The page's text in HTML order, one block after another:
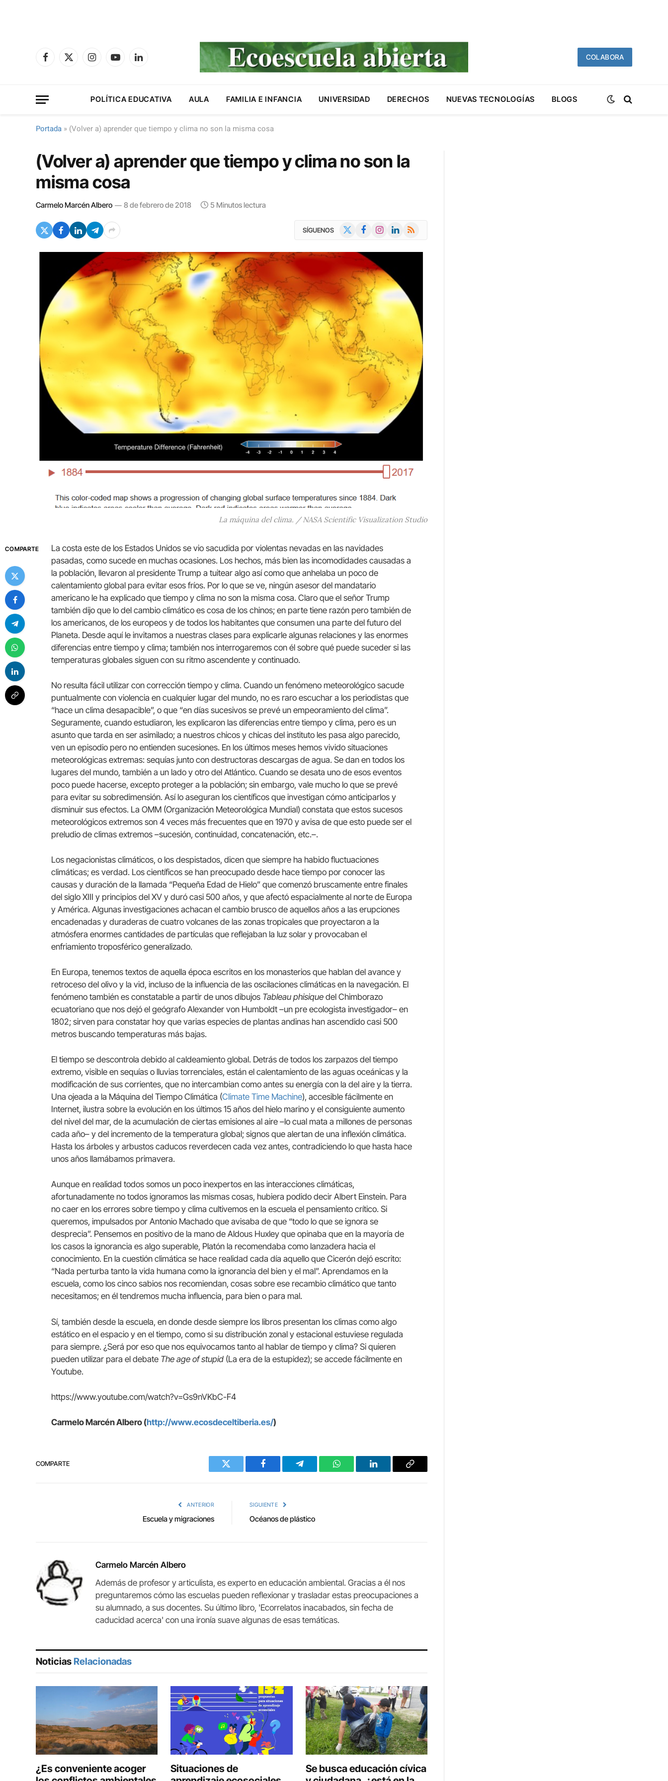
Facebook
X
InstagramYouTubeLinkedIn
COLABORA
POLÍTICA EDUCATIVA AULA FAMILIA E INFANCIA UNIVERSIDAD DERECHOS NUEVAS TECNOLOGÍAS BLOGS
Portada » (Volver a) aprender que tiempo y clima no son la misma cosa
(Volver a) aprender que tiempo y clima no son la
misma cosa
Carmelo Marcén Albero 8 de febrero de 2018 5 Minutos lectura
SÍGUENOS FacebookInstagramLinkedIn
RSS
La máquina del clima. / NASA Scientific Visualization Studio
COMPARTE
La costa este de los Estados Unidos se vio sacudida por violentas nevadas en las navidades
pasadas, como sucede en muchas ocasiones. Los hechos, más bien las incomodidades causadas a
la población, llevaron al presidente Trump a tuitear algo así como que anhelaba un poco de
calentamiento global para evitar esos fríos. Por lo que se ve, ningún asesor del mandatario
americano le ha explicado que tiempo y clima no son la misma cosa. Claro que el señor Trump
también dijo que lo del cambio climático es cosa de los chinos; en parte tiene razón pero también de
los americanos, de los europeos y de todos los habitantes que consumen una parte del futuro del
Planeta. Desde aquí le invitamos a nuestras clases para explicarle algunas relaciones y las enormes
diferencias entre tiempo y clima; también nos interrogaremos con él sobre qué puede suceder si las
temperaturas globales siguen con su ritmo ascendente y continuado.
No resulta fácil utilizar con corrección tiempo y clima. Cuando un fenómeno meteorológico sacude
puntualmente con violencia en cualquier lugar del mundo, no es raro escuchar a los periodistas que
“hace un clima desapacible”, o que “en días sucesivos se prevé un empeoramiento del clima”.
Seguramente, cuando estudiaron, les explicaron las diferencias entre tiempo y clima, pero es un
asunto que tarda en ser asimilado; a nuestros chicos y chicas del instituto les pasa algo parecido,
ven un episodio pero no entienden sucesiones. En los últimos meses hemos vivido situaciones
meteorológicas extremas: sequías junto con destructoras descargas de agua. Se dan en todos los
lugares del mundo, también a un lado y otro del Atlántico. Cuando se desata uno de esos eventos
poco puede hacerse, excepto proteger a la población; sin embargo, vale mucho lo que se prevé
para evitar su sobredimensión. Así lo aseguran los científicos que investigan cómo anticiparlos y
disminuir sus efectos. La OMM (Organización Meteorológica Mundial) constata que estos sucesos
meteorológicos extremos son 4 veces más frecuentes que en 1970 y avisa de que esto puede ser el
preludio de climas extremos –sucesión, continuidad, concatenación, etc.–.
Los negacionistas climáticos, o los despistados, dicen que siempre ha habido fluctuaciones
climáticas; es verdad. Los científicos se han preocupado desde hace tiempo por conocer las
causas y duración de la llamada “Pequeña Edad de Hielo” que comenzó bruscamente entre finales
del siglo XIII y principios del XV y duró casi 500 años, y que afectó espacialmente al norte de Europa
y América. Algunas investigaciones achacan el cambio brusco de aquellos años a las erupciones
encadenadas y duraderas de cuatro volcanes de las zonas tropicales que proyectaron a la
atmósfera enormes cantidades de partículas que reflejaban la luz solar y provocaban el
enfriamiento troposférico generalizado.
En Europa, tenemos textos de aquella época escritos en los monasterios que hablan del avance y
retroceso del olivo y la vid, incluso de la influencia de las oscilaciones climáticas en la navegación. El
fenómeno también es constatable a partir de unos dibujos Tableau phisique del Chimborazo
ecuatoriano que nos dejó el geógrafo Alexander von Humboldt –un pre ecologista investigador– en
1802; sirven para constatar hoy que varias especies de plantas andinas han ascendido casi 500
metros buscando temperaturas más bajas.
El tiempo se descontrola debido al caldeamiento global. Detrás de todos los zarpazos del tiempo
extremo, visible en sequías o lluvias torrenciales, están el calentamiento de las aguas oceánicas y la
modificación de sus corrientes, que no intercambian como antes su energía con la del aire y la tierra.
Una ojeada a la Máquina del Tiempo Climática (Climate Time Machine), accesible fácilmente en
Internet, ilustra sobre la evolución en los últimos 15 años del hielo marino y el consiguiente aumento
del nivel del mar, de la acumulación de ciertas emisiones al aire –lo cual mata a millones de personas
cada año– y del incremento de la temperatura global; signos que alertan de una inflexión climática.
Hasta los árboles y arbustos caducos reverdecen cada vez antes, contradiciendo lo que hasta hace
unos años llamábamos primavera.
Aunque en realidad todos somos un poco inexpertos en las interacciones climáticas,
afortunadamente no todos ignoramos las mismas cosas, hubiera podido decir Albert Einstein. Para
no caer en los errores sobre tiempo y clima cultivemos en la escuela el pensamiento crítico. Si
queremos, impulsados por Antonio Machado que avisaba de que “todo lo que se ignora se
desprecia”. Pensemos en positivo de la mano de Aldous Huxley que opinaba que en la mayoría de
los casos la ignorancia es algo superable, Platón la recomendaba como lanzadera hacia el
conocimiento. En la cuestión climática se hace realidad cada día aquello que Cicerón dejó escrito:
“Nada perturba tanto la vida humana como la ignorancia del bien y el mal”. Aprendamos en la
escuela, como los cinco sabios nos recomiendan, cosas sobre ese recambio climático que tanto
necesitamos; en él tendremos mucha influencia, para bien o para mal.
Sí, también desde la escuela, en donde desde siempre los libros presentan los climas como algo
estático en el espacio y en el tiempo, como si su distribución zonal y estacional estuviese regulada
para siempre. ¿Será por eso que nos equivocamos tanto al hablar de tiempo y clima? Si quieren
pueden utilizar para el debate The age of stupid (La era de la estupidez); se accede fácilmente en
Youtube.
https://www.youtube.com/watch?v=Gs9nVKbC-F4
Carmelo Marcén Albero (http://www.ecosdeceltiberia.es/)
COMPARTE
Twitter Facebook Telegram WhatsAppLinkedIn Copy
ANTERIOR
Escuela y migraciones
SIGUIENTE
Océanos de plástico
Carmelo Marcén Albero
Además de profesor y articulista, es experto en educación ambiental. Gracias a él nos
preguntaremos cómo las escuelas pueden reflexionar y trasladar estas preocupaciones a
su alumnado, a sus docentes. Su último libro, 'Ecorrelatos inacabados, sin fecha de
caducidad acerca' con una ironía suave algunas de esas temáticas.
Noticias Relacionadas
¿Es conveniente acoger
Situaciones de
Se busca educación cívica